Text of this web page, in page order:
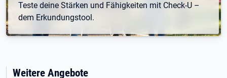
Teste deine Stärken und Fähigkeiten mit Check-U –
dem Erkundungstool.
Weitere Angebote